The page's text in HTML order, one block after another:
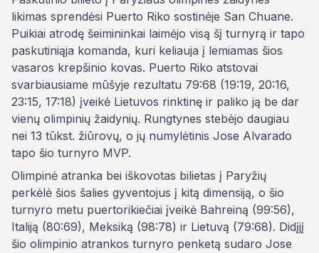
likimas sprendėsi Puerto Riko sostinėje San Chuane.
Puikiai atrodę šeimininkai laimėjo visą šį turnyrą ir tapo
paskutiniąja komanda, kuri keliauja į lemiamas šios
vasaros krepšinio kovas. Puerto Riko atstovai
svarbiausiame mūšyje rezultatu 79:68 (19:19, 20:16,
23:15, 17:18) įveikė Lietuvos rinktinę ir paliko ją be dar
vienų olimpinių žaidynių. Rungtynes stebėjo daugiau
nei 13 tūkst. žiūrovų, o jų numylėtinis Jose Alvarado
tapo šio turnyro MVP.
Olimpinė atranka bei iškovotas bilietas į Paryžių
perkėlė šios šalies gyventojus į kitą dimensiją, o šio
turnyro metu puertorikiečiai įveikė Bahreiną (99:56),
Italiją (80:69), Meksiką (98:78) ir Lietuvą (79:68). Didįjį
šio olimpinio atrankos turnyro penketą sudaro Jose